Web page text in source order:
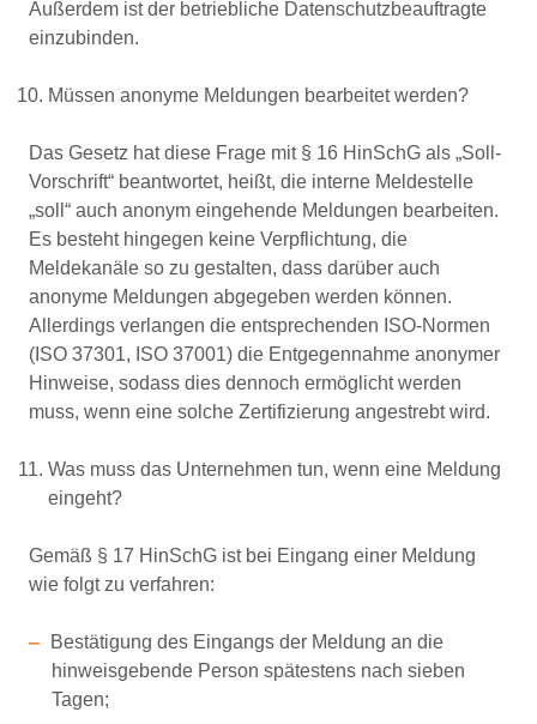
Außerdem ist der betriebliche Datenschutzbeauftragte
einzubinden.
Müssen anonyme Meldungen bearbeitet werden?
Das Gesetz hat diese Frage mit § 16 HinSchG als „Soll-
Vorschrift“ beantwortet, heißt, die interne Meldestelle
„soll“ auch anonym eingehende Meldungen bearbeiten.
Es besteht hingegen keine Verpflichtung, die
Meldekanäle so zu gestalten, dass darüber auch
anonyme Meldungen abgegeben werden können.
Allerdings verlangen die entsprechenden ISO-Normen
(ISO 37301, ISO 37001) die Entgegennahme anonymer
Hinweise, sodass dies dennoch ermöglicht werden
muss, wenn eine solche Zertifizierung angestrebt wird.
Was muss das Unternehmen tun, wenn eine Meldung
eingeht?
Gemäß § 17 HinSchG ist bei Eingang einer Meldung
wie folgt zu verfahren:
Bestätigung des Eingangs der Meldung an die
hinweisgebende Person spätestens nach sieben
Tagen;